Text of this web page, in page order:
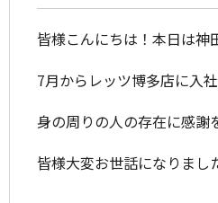
皆様こんにちは！本日は神
7月からレッツ博多店に入
身の周りの人の存在に感謝
皆様大変お世話になりまし